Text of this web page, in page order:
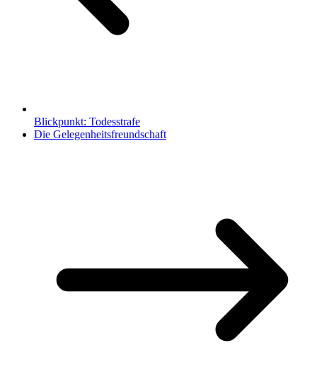
Blickpunkt: Todesstrafe
Die Gelegenheitsfreundschaft